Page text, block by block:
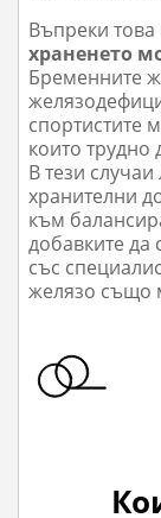
Въпреки
храненето
Бременните
спортистите
които трудно
В тези
хранителни
към
добавките да
със
желязо също